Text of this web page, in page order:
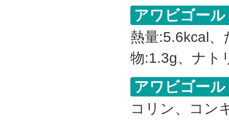
アワビゴー
熱量:5.6kcal
物:1.3g、ナト
アワビゴー
コリン、コン